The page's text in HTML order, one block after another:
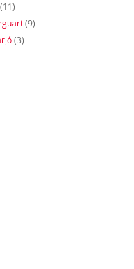
(9)
(3)